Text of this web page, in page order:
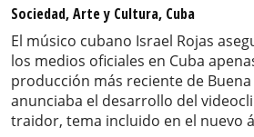
Sociedad, Arte y Cultura, Cuba
El músico cubano Israel Rojas
los medios oficiales en Cuba
producción más reciente de
anunciaba el desarrollo del
traidor, tema incluido en el nuevo